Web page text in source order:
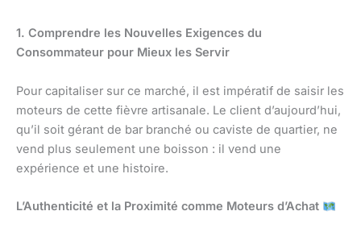
1. Comprendre les Nouvelles Exigences du
Consommateur pour Mieux les Servir
Pour capitaliser sur ce marché, il est impératif de saisir les
moteurs de cette fièvre artisanale. Le client d’aujourd’hui,
qu’il soit gérant de bar branché ou caviste de quartier, ne
vend plus seulement une boisson : il vend une
expérience et une histoire.
L’Authenticité et la Proximité comme Moteurs d’Achat